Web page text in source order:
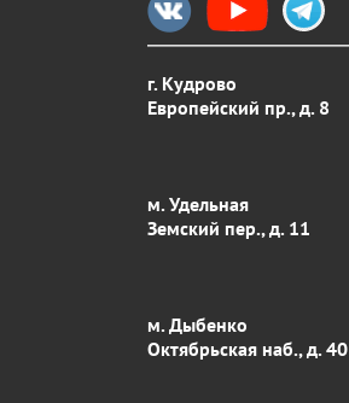
г. Кудрово
Европейский пр., д. 8
м. Удельная
Земский пер., д. 11
м. Дыбенко
Октябрьская наб., д. 40